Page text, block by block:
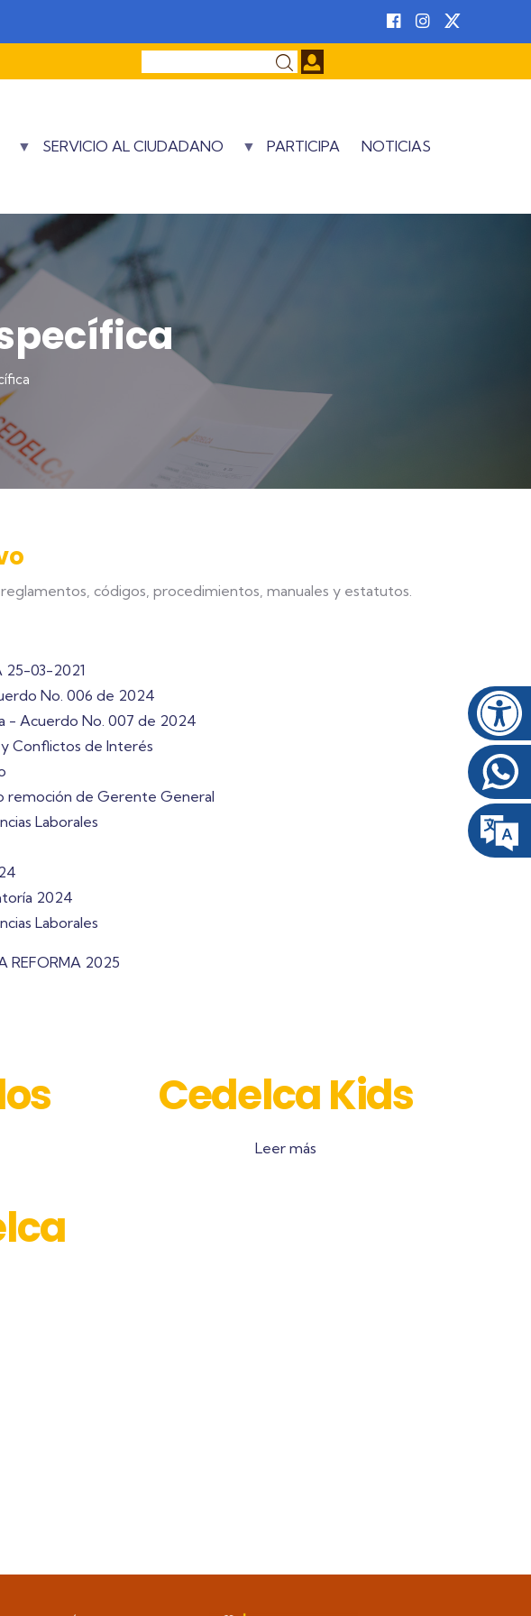
SERVICIO AL CIUDADANO PARTICIPA NOTICIAS
códigos, procedimientos, manuales y estatutos.
25-03-2021
No. 006 de 2024
- Acuerdo No. 007 de 2024
Conflictos de Interés
remoción de Gerente General
Laborales
2024
Laborales
REFORMA 2025
Cedelca Kids
Leer más